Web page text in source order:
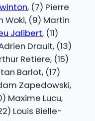
, (7) Pierre
Woki, (9) Martin
Jalibert, (11)
Drault, (13)
Retiere, (15)
Barlot, (17)
Zapedowski,
Maxime Lucu,
Louis Bielle-